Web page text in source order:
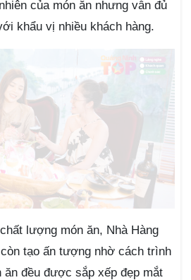
của món ăn nhưng vẫn đủ
khẩu vị nhiều khách hàng.
lượng món ăn, Nhà Hàng
tạo ấn tượng nhờ cách trình
ăn đều được sắp xếp đẹp mắt